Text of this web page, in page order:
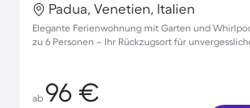
Padua, Venetien, Italien
Elegante Ferienwohnung mit Garten und
zu 6 Personen – Ihr Rückzugsort für
ab 96 €